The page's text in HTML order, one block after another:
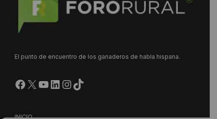
El punto de encuentro de los ganaderos de habla hispana.
Facebook
X YouTube
LinkedIn
Instagram
https://www.tiktok.com/
INICIO